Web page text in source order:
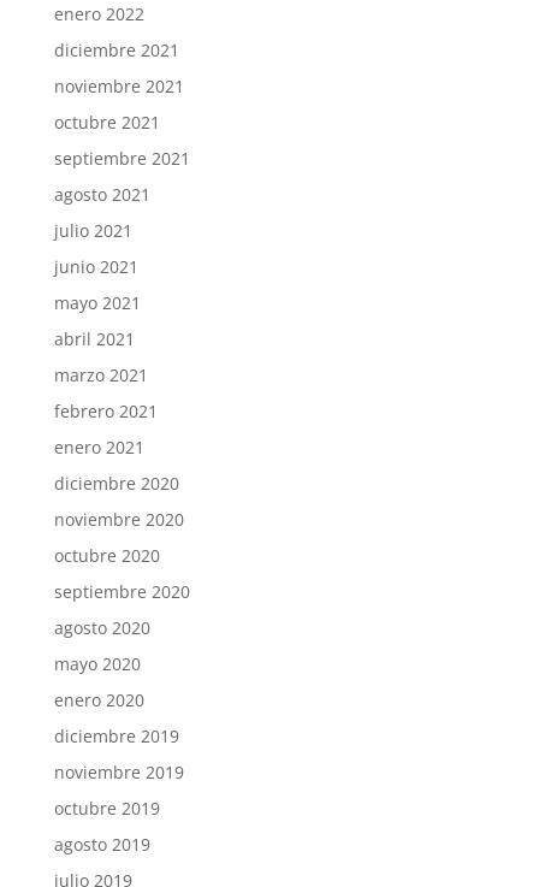
enero 2022
diciembre 2021
noviembre 2021
octubre 2021
septiembre 2021
agosto 2021
julio 2021
junio 2021
mayo 2021
abril 2021
marzo 2021
febrero 2021
enero 2021
diciembre 2020
noviembre 2020
octubre 2020
septiembre 2020
agosto 2020
mayo 2020
enero 2020
diciembre 2019
noviembre 2019
octubre 2019
agosto 2019
julio 2019